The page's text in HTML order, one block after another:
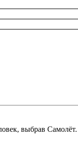
выбрав Самолёт.